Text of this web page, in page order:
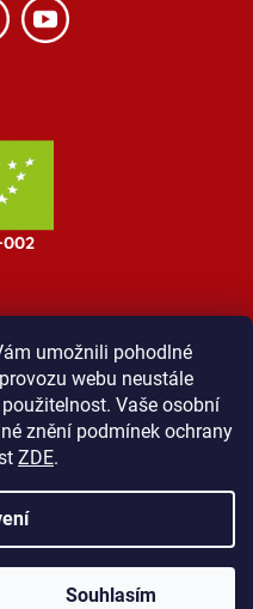
umožnili pohodlné
webu neustále
Vaše osobní
znění podmínek ochrany
ZDE.
Souhlasím
Obchodní podmínky
údajů
Kontakt
Shoptet
. Všechna práva vyhrazena.